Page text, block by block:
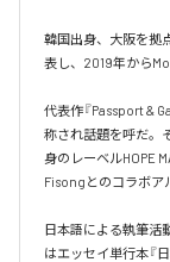
韓国出身、大阪を拠
表し、2019年から
代表作『Passport &
称され話題を呼だ。
身のレーベルHOPE
Fisongとのコラボア
日本語による執筆活
はエッセイ単行本『